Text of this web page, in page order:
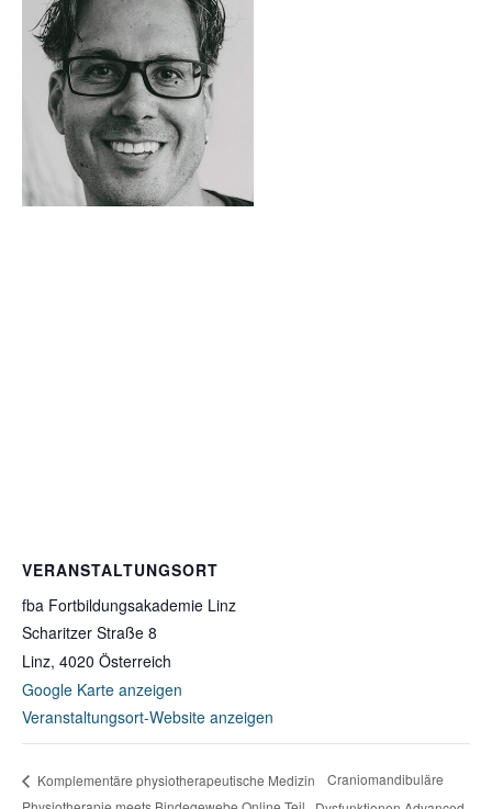
VERANSTALTUNGSORT
fba Fortbildungsakademie Linz
Scharitzer Straße 8
Linz, 4020 Österreich
Google Karte anzeigen
Veranstaltungsort-Website anzeigen
Komplementäre physiotherapeutische Medizin
Craniomandibuläre